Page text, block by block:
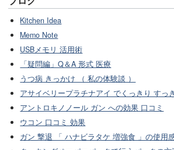
Kitchen Idea
Memo Note
USBメモリ 活用術
「疑問編」Q＆A 形式 医療
うつ病 きっかけ （ 私の体験談 ）
アサイベリープラチナアイ でくっきり すっ
アントロキノノール ガン への効果 口コミ
ウコン 口コミ 効果
ガン 撃退 「 ハナビラタケ 増強食 」の使用